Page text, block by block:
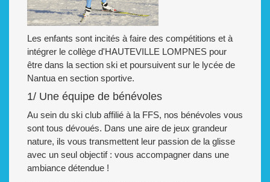
Les enfants sont incités à faire des compétitions et à
intégrer le collège d'HAUTEVILLE LOMPNES pour
être dans la section ski et poursuivent sur le lycée de
Nantua en section sportive.
1/ Une équipe de bénévoles
Au sein du ski club affilié à la FFS, nos bénévoles vous
sont tous dévoués. Dans une aire de jeux grandeur
nature, ils vous transmettent leur passion de la glisse
avec un seul objectif : vous accompagner dans une
ambiance détendue !